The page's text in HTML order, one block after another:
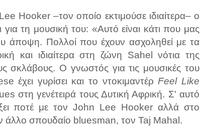
Hooker –τον οποίο εκτιμούσε ιδιαίτερα– ο
τη μουσική του: «Αυτό είναι κάτι που μας
άποψη. Πολλοί που έχουν ασχοληθεί με τα
και ιδιαίτερα στη ζώνη Sahel νότια της
σκλάβους. Ο γνωστός για τις μουσικές του
έχει γυρίσει και το ντοκιμαντέρ Feel Like
στη γενέτειρά τους Δυτική Αφρική. Σ' αυτό
ποτέ με τον John Lee Hooker αλλά στο
άλλο σπουδαίο bluesman, τον Taj Mahal.